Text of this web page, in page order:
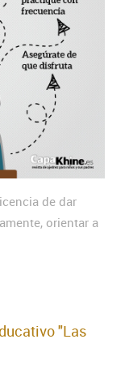
de dar
orientar a
"Las